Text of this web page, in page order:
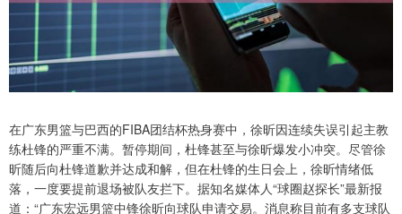
在广东男篮与巴西的FIBA团结杯热身赛中，徐昕因连续失误引起主教
练杜锋的严重不满。暂停期间，杜锋甚至与徐昕爆发小冲突。尽管徐
昕随后向杜锋道歉并达成和解，但在杜锋的生日会上，徐昕情绪低
落，一度要提前退场被队友拦下。据知名媒体人“球圈赵探长”最新报
道：“广东宏远男篮中锋徐昕向球队申请交易。消息称目前有多支球队